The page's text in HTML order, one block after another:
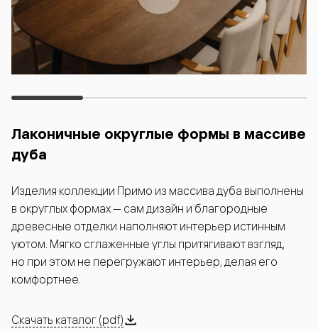
Лаконичные округлые формы в массиве
дуба
Изделия коллекции Примо из массива дуба выполнены
в округлых формах — сам дизайн и благородные
древесные отделки наполняют интерьер истинным
уютом. Мягко сглаженные углы притягивают взгляд,
но при этом не перегружают интерьер, делая его
комфортнее.
Скачать каталог (pdf)